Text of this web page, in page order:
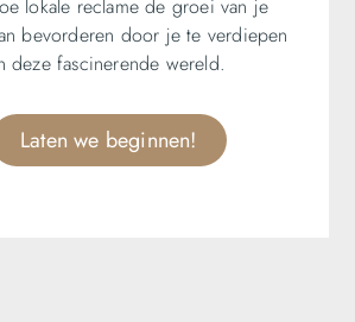
lokale reclame de groei van je
bevorderen door je te verdiepen
deze fascinerende wereld.
Laten we beginnen!